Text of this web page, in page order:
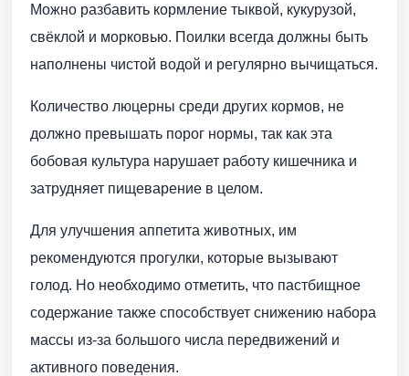
Можно разбавить кормление тыквой, кукурузой,
свёклой и морковью. Поилки всегда должны быть
наполнены чистой водой и регулярно вычищаться.
Количество люцерны среди других кормов, не
должно превышать порог нормы, так как эта
бобовая культура нарушает работу кишечника и
затрудняет пищеварение в целом.
Для улучшения аппетита животных, им
рекомендуются прогулки, которые вызывают
голод. Но необходимо отметить, что пастбищное
содержание также способствует снижению набора
массы из-за большого числа передвижений и
активного поведения.